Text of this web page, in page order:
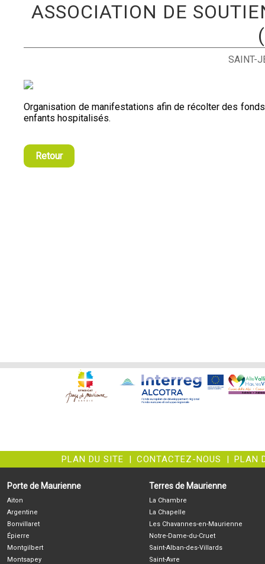
ASSOCIATION DE
SAINT-
Organisation de manifestations afin de récolter des
enfants hospitalisés.
Retour
PLAN DU SITE | CONTACTEZ-NOUS | PLAN
Porte de Maurienne
Aiton
Argentine
Bonvillaret
Épierre
Montgilbert
Montsapey
Terres de Maurienne
La Chambre
La Chapelle
Les Chavannes-en-Maurienne
Notre-Dame-du-Cruet
Saint-Alban-des-Villards
Saint-Avre